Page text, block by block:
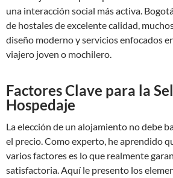
una interacción social más activa.
de hostales de excelente calidad,
diseño moderno y servicios enfocados
viajero joven o mochilero.
Factores Clave para la
Hospedaje
La elección de un alojamiento no debe
el precio. Como experto, he aprendido
varios factores es lo que realmente
satisfactoria. Aquí le presento los